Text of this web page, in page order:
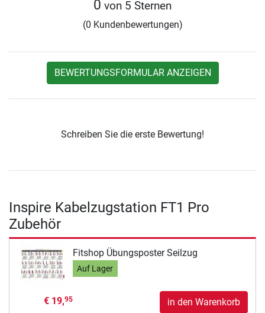
0 von 5 Sternen
(0 Kundenbewertungen)
BEWERTUNGSFORMULAR ANZEIGEN
Schreiben Sie die erste Bewertung!
Inspire Kabelzugstation FT1 Pro
Zubehör
Fitshop Übungsposter Seilzug
Auf Lager
€ 19,95 in den Warenkorb